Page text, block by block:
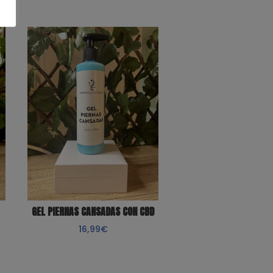
GEL PIERNAS CANSADAS CON CBD
16,99€